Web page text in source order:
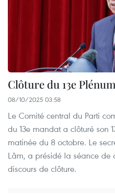
Clôture du 13e
08/10/2025 03:58
Le Comité central du Parti
du 13e mandat a clôturé son
matinée du 8 octobre. Le
Lâm, a présidé la séance de
discours de clôture.